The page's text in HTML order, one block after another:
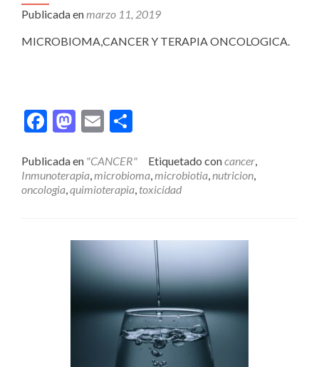
Publicada enmarzo 11, 2019
MICROBIOMA,CANCER Y TERAPIA ONCOLOGICA.
Facebook
Mastodon
Email
Publicada en "CANCER" Etiquetado concancer,
Inmunoterapia,microbioma,microbiotia,nutricion,
oncologia,quimioterapia, toxicidad